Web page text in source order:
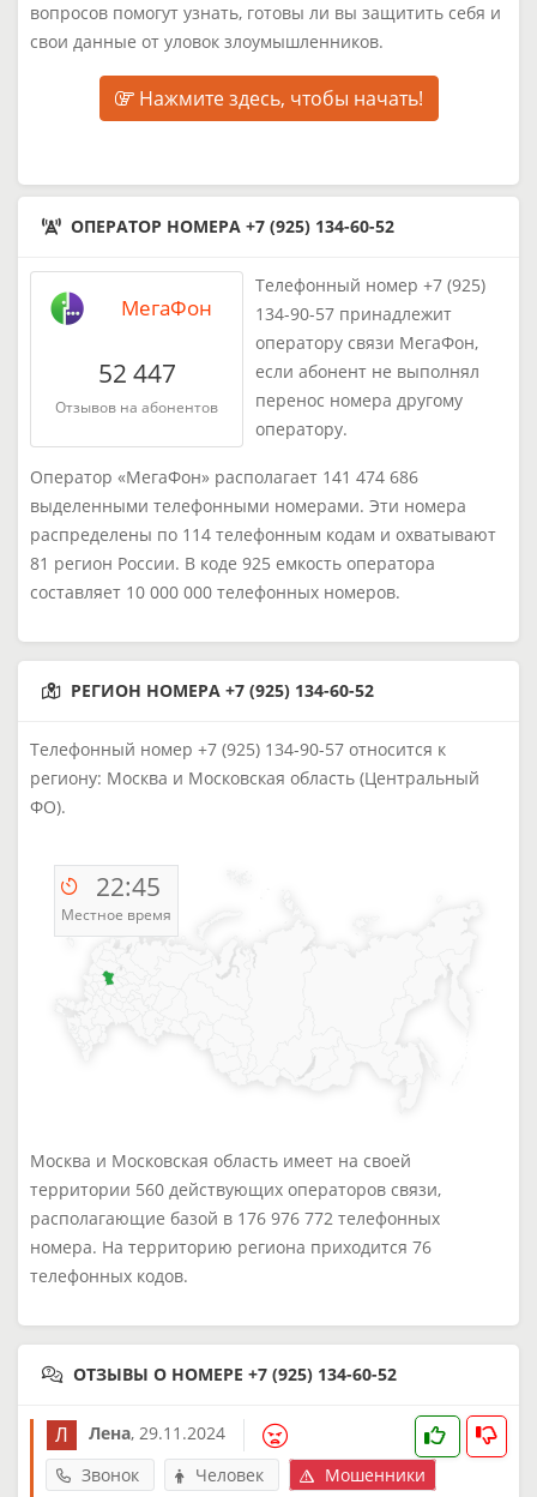
вопросов помогут узнать, готовы ли вы защитить себя и
свои данные от уловок злоумышленников.
Нажмите здесь, чтобы начать!
ОПЕРАТОР НОМЕРА +7 (925) 134-60-52
МегаФон
52 447
Отзывов на абонентов
Телефонный номер +7 (925)
134-90-57 принадлежит
оператору связи МегаФон,
если абонент не выполнял
перенос номера другому
оператору.
Оператор «МегаФон» располагает 141 474 686
выделенными телефонными номерами. Эти номера
распределены по 114 телефонным кодам и охватывают
81 регион России. В коде 925 емкость оператора
составляет 10 000 000 телефонных номеров.
РЕГИОН НОМЕРА +7 (925) 134-60-52
Телефонный номер +7 (925) 134-90-57 относится к
региону: Москва и Московская область (Центральный
ФО).
22:45
Местное время
Москва и Московская область имеет на своей
территории 560 действующих операторов связи,
располагающие базой в 176 976 772 телефонных
номера. На территорию региона приходится 76
телефонных кодов.
ОТЗЫВЫ О НОМЕРЕ +7 (925) 134-60-52
Лена, 29.11.2024
Звонок
Человек Мошенники